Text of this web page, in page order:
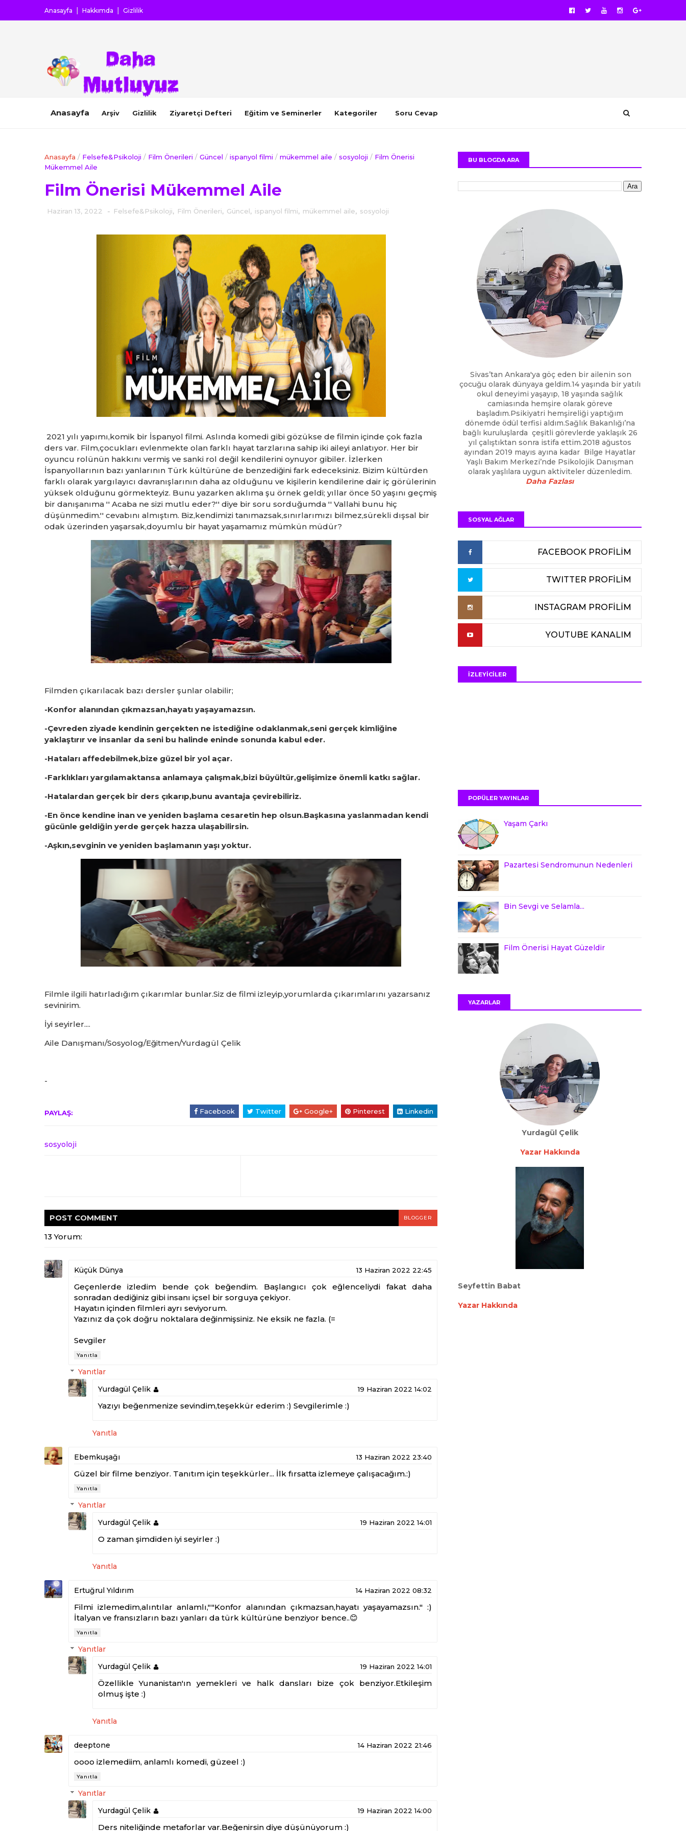
Anasayfa Hakkımda Gizlilik
Anasayfa Arşiv Gizlilik Ziyaretçi Defteri Eğitim ve Seminerler Kategoriler Soru Cevap
Anasayfa / Felsefe&Psikoloji / Film Önerileri / Güncel / ispanyol filmi / mükemmel aile / sosyoloji / Film Önerisi
Mükemmel Aile
Film Önerisi Mükemmel Aile
Haziran 13, 2022 - Felsefe&Psikoloji, Film Önerileri, Güncel, ispanyol filmi, mükemmel aile, sosyoloji
2021 yılı yapımı,komik bir İspanyol filmi. Aslında komedi gibi gözükse de filmin içinde çok fazla
ders var. Film,çocukları evlenmekte olan farklı hayat tarzlarına sahip iki aileyi anlatıyor. Her bir
oyuncu rolünün hakkını vermiş ve sanki rol değil kendilerini oynuyor gibiler. İzlerken
İspanyollarının bazı yanlarının Türk kültürüne de benzediğini fark edeceksiniz. Bizim kültürden
farklı olarak yargılayıcı davranışlarının daha az olduğunu ve kişilerin kendilerine dair iç görülerinin
yüksek olduğunu görmekteyiz. Bunu yazarken aklıma şu örnek geldi; yıllar önce 50 yaşını geçmiş
bir danışanıma '' Acaba ne sizi mutlu eder?'' diye bir soru sorduğumda '' Vallahi bunu hiç
düşünmedim.'' cevabını almıştım. Biz,kendimizi tanımazsak,sınırlarımızı bilmez,sürekli dışsal bir
odak üzerinden yaşarsak,doyumlu bir hayat yaşamamız mümkün müdür?
Filmden çıkarılacak bazı dersler şunlar olabilir;
-Konfor alanından çıkmazsan,hayatı yaşayamazsın.
-Çevreden ziyade kendinin gerçekten ne istediğine odaklanmak,seni gerçek kimliğine
yaklaştırır ve insanlar da seni bu halinde eninde sonunda kabul eder.
-Hataları affedebilmek,bize güzel bir yol açar.
-Farklıkları yargılamaktansa anlamaya çalışmak,bizi büyültür,gelişimize önemli katkı sağlar.
-Hatalardan gerçek bir ders çıkarıp,bunu avantaja çevirebiliriz.
-En önce kendine inan ve yeniden başlama cesaretin hep olsun.Başkasına yaslanmadan kendi
gücünle geldiğin yerde gerçek hazza ulaşabilirsin.
-Aşkın,sevginin ve yeniden başlamanın yaşı yoktur.
Filmle ilgili hatırladığım çıkarımlar bunlar.Siz de filmi izleyip,yorumlarda çıkarımlarını yazarsanız
sevinirim.
İyi seyirler....
Aile Danışmanı/Sosyolog/Eğitmen/Yurdagül Çelik
-
PAYLAŞ: Facebook Twitter Google+ Pinterest Linkedin
sosyoloji
POST COMMENT BLOGGER
13 Yorum:
Küçük Dünya 13 Haziran 2022 22:45
Geçenlerde izledim bende çok beğendim. Başlangıcı çok eğlenceliydi fakat daha
sonradan dediğiniz gibi insanı içsel bir sorguya çekiyor.
Hayatın içinden filmleri ayrı seviyorum.
Yazınız da çok doğru noktalara değinmişsiniz. Ne eksik ne fazla. (=
Sevgiler
Yanıtla
Yanıtlar
Yurdagül Çelik
19 Haziran 2022 14:02
Yazıyı beğenmenize sevindim,teşekkür ederim :) Sevgilerimle :)
Yanıtla
Ebemkuşağı 13 Haziran 2022 23:40
Güzel bir filme benziyor. Tanıtım için teşekkürler... İlk fırsatta izlemeye çalışacağım.:)
Yanıtla
Yanıtlar
Yurdagül Çelik
19 Haziran 2022 14:01
O zaman şimdiden iyi seyirler :)
Yanıtla
Ertuğrul Yıldırım 14 Haziran 2022 08:32
Filmi izlemedim,alıntılar anlamlı,""Konfor alanından çıkmazsan,hayatı yaşayamazsın." :)
İtalyan ve fransızların bazı yanları da türk kültürüne benziyor bence..😊
Yanıtla
Yanıtlar
Yurdagül Çelik
19 Haziran 2022 14:01
Özellikle Yunanistan'ın yemekleri ve halk dansları bize çok benziyor.Etkileşim
olmuş işte :)
Yanıtla
deeptone 14 Haziran 2022 21:46
oooo izlemediim, anlamlı komedi, güzeel :)
Yanıtla
Yanıtlar
Yurdagül Çelik
19 Haziran 2022 14:00
Ders niteliğinde metaforlar var.Beğenirsin diye düşünüyorum :)
BU BLOGDA ARA
Sivas’tan Ankara'ya göç eden bir ailenin son
çocuğu olarak dünyaya geldim.14 yaşında bir yatılı
okul deneyimi yaşayıp, 18 yaşında sağlık
camiasında hemşire olarak göreve
başladım.Psikiyatri hemşireliği yaptığım
dönemde ödül terfisi aldım.Sağlık Bakanlığı’na
bağlı kuruluşlarda çeşitli görevlerde yaklaşık 26
yıl çalıştıktan sonra istifa ettim.2018 ağustos
ayından 2019 mayıs ayına kadar Bilge Hayatlar
Yaşlı Bakım Merkezi’nde Psikolojik Danışman
olarak yaşlılara uygun aktiviteler düzenledim.
Daha Fazlası
SOSYAL AĞLAR
FACEBOOK PROFİLİM
TWITTER PROFİLİM
INSTAGRAM PROFİLİM
YOUTUBE KANALIM
İZLEYİCİLER
POPÜLER YAYINLAR
Yaşam Çarkı
Pazartesi Sendromunun Nedenleri
Bin Sevgi ve Selamla...
Film Önerisi Hayat Güzeldir
YAZARLAR
Yurdagül Çelik
Yazar Hakkında
Seyfettin Babat
Yazar Hakkında